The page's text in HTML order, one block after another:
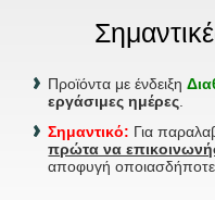
Προϊόντα με ένδειξη
εργάσιμες ημέρες
Σημαντικό: Για
πρώτα να
αποφυγή οποιασδήποτε